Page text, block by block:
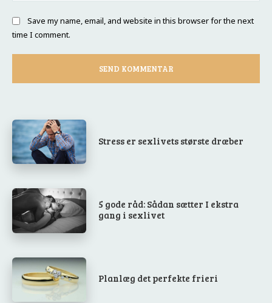
Save my name, email, and website in this browser for the next
time I comment.
Stress er sexlivets største dræber
5 gode råd: Sådan sætter I ekstra
gang i sexlivet
Planlæg det perfekte frieri